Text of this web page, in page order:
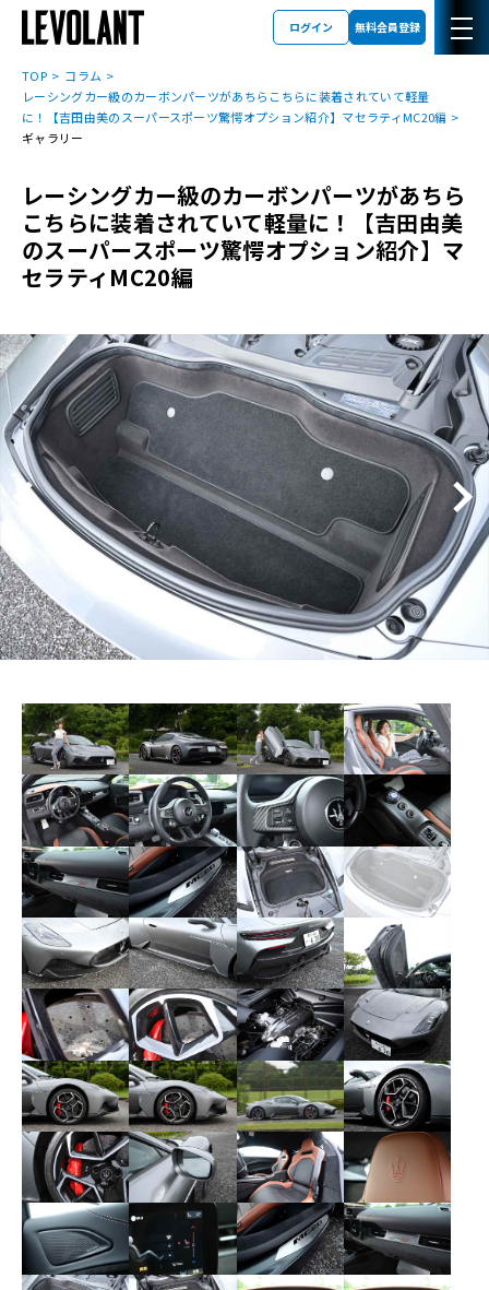
ログイン 無料会員登録
TOP
コラム
レーシングカー級のカーボンパーツがあちらこちらに装着されていて軽量
に！【吉田由美のスーパースポーツ驚愕オプション紹介】マセラティMC20編
ギャラリー
レーシングカー級のカーボンパーツがあちら
こちらに装着されていて軽量に！【吉田由美
のスーパースポーツ驚愕オプション紹介】マ
セラティMC20編